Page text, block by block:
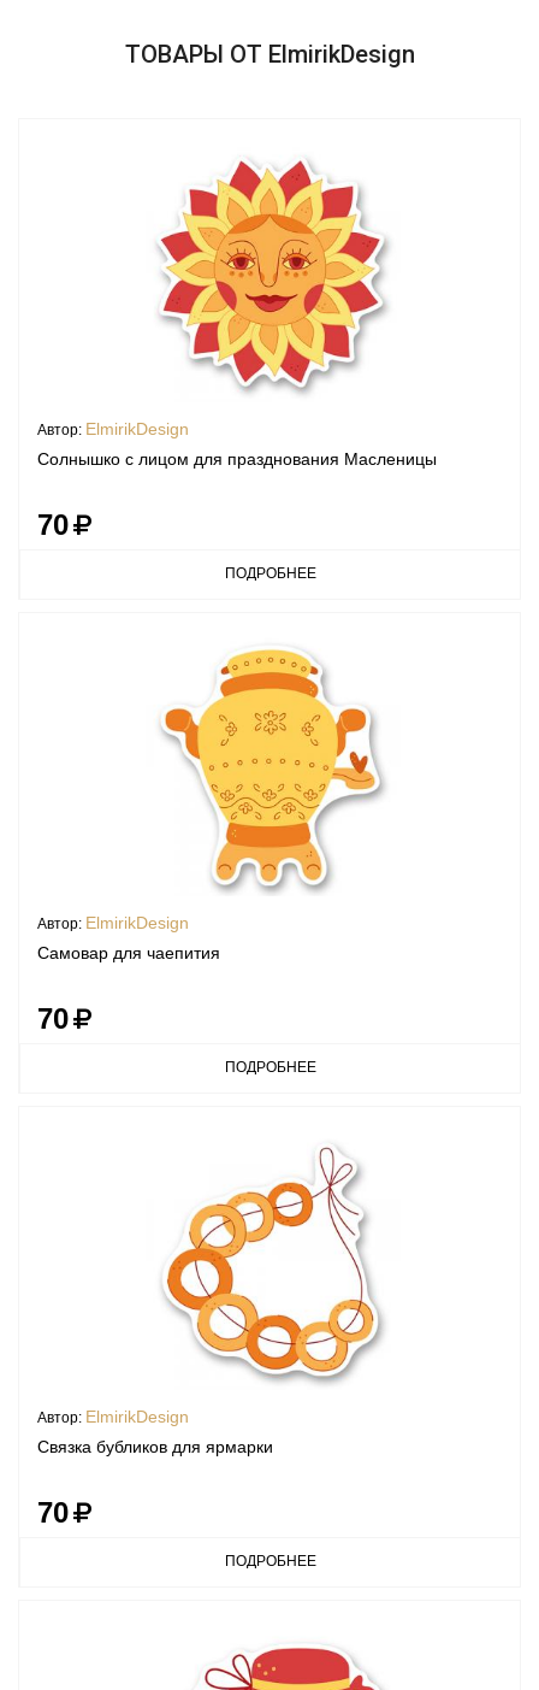
ТОВАРЫ ОТ ElmirikDesign
Автор: ElmirikDesign
Солнышко с лицом для празднования Масленицы
70
ПОДРОБНЕЕ
Автор: ElmirikDesign
Самовар для чаепития
70
ПОДРОБНЕЕ
Автор: ElmirikDesign
Связка бубликов для ярмарки
70
ПОДРОБНЕЕ